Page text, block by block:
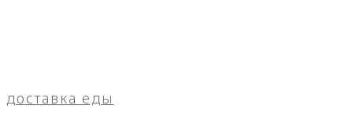
доставка еды